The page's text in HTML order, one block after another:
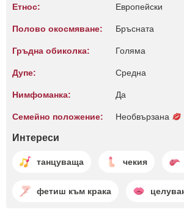
Етнос: Европейски
Полово окосмяване: Бръсната
Гръдна обиколка: Голяма
Дупе: Среднa
Нимфоманка: Да
Семейно положение: Необвързана
Интереси
танцуваща чекия
фетиш към крака